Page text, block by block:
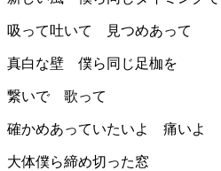
吸って吐いて 見つめあって
真白な壁 僕ら同じ足枷を
繋いで 歌って
確かめあっていたいよ 痛いよ
大体僕ら締め切った窓